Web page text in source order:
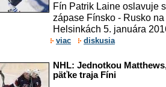
Fín Patrik Laine oslavuje
zápase Fínsko - Rusko
Helsinkách 5. januára
viac diskusia
NHL: Jednotkou
päťke traja Fíni